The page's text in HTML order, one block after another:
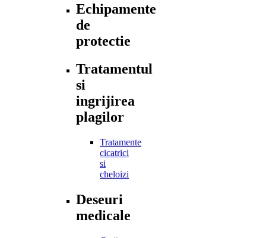
Echipamente
de
protectie
Tratamentul
si
ingrijirea
plagilor
Tratamente
cicatrici
si
cheloizi
Deseuri
medicale